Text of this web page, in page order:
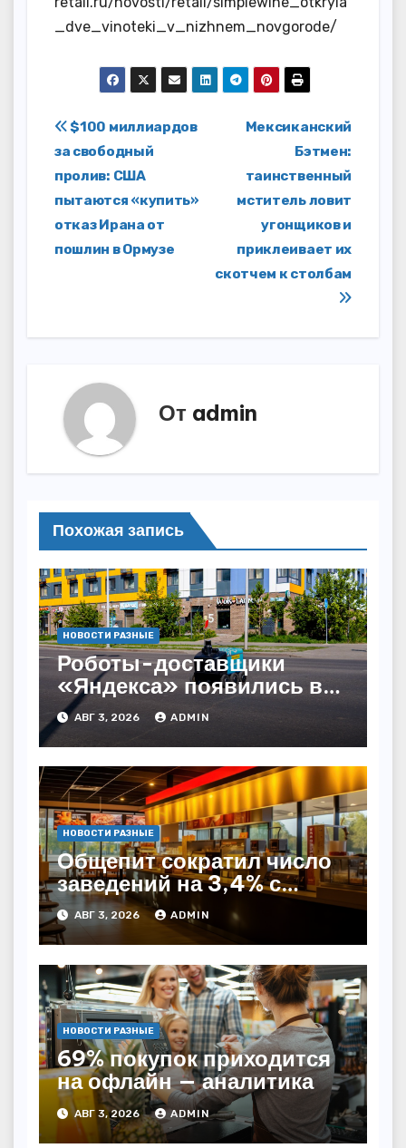
_dve_vinoteki_v_nizhnem_novgorode/
Навигация
по
записям
Мексиканский
Бэтмен:
таинственный
мститель ловит
угонщиков и
приклеивает их
скотчем к столбам
$100 миллиардов
за свободный
пролив: США
пытаются «купить»
отказ Ирана от
пошлин в Ормузе
От admin
Похожая запись
НОВОСТИ РАЗНЫЕ
Роботы-доставщики
«Яндекса» появились в
Казахстане
АВГ 3, 2026 ADMIN
НОВОСТИ РАЗНЫЕ
Общепит сократил число
заведений на 3,4% с
начала года — INFOLine
АВГ 3, 2026 ADMIN
НОВОСТИ РАЗНЫЕ
69% покупок приходится
на офлайн — аналитика
АВГ 3, 2026 ADMIN